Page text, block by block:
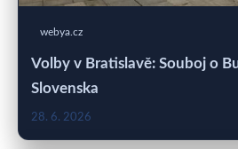
webya.cz
Volby v Bratislavě: Souboj o
Slovenska
28. 6. 2026